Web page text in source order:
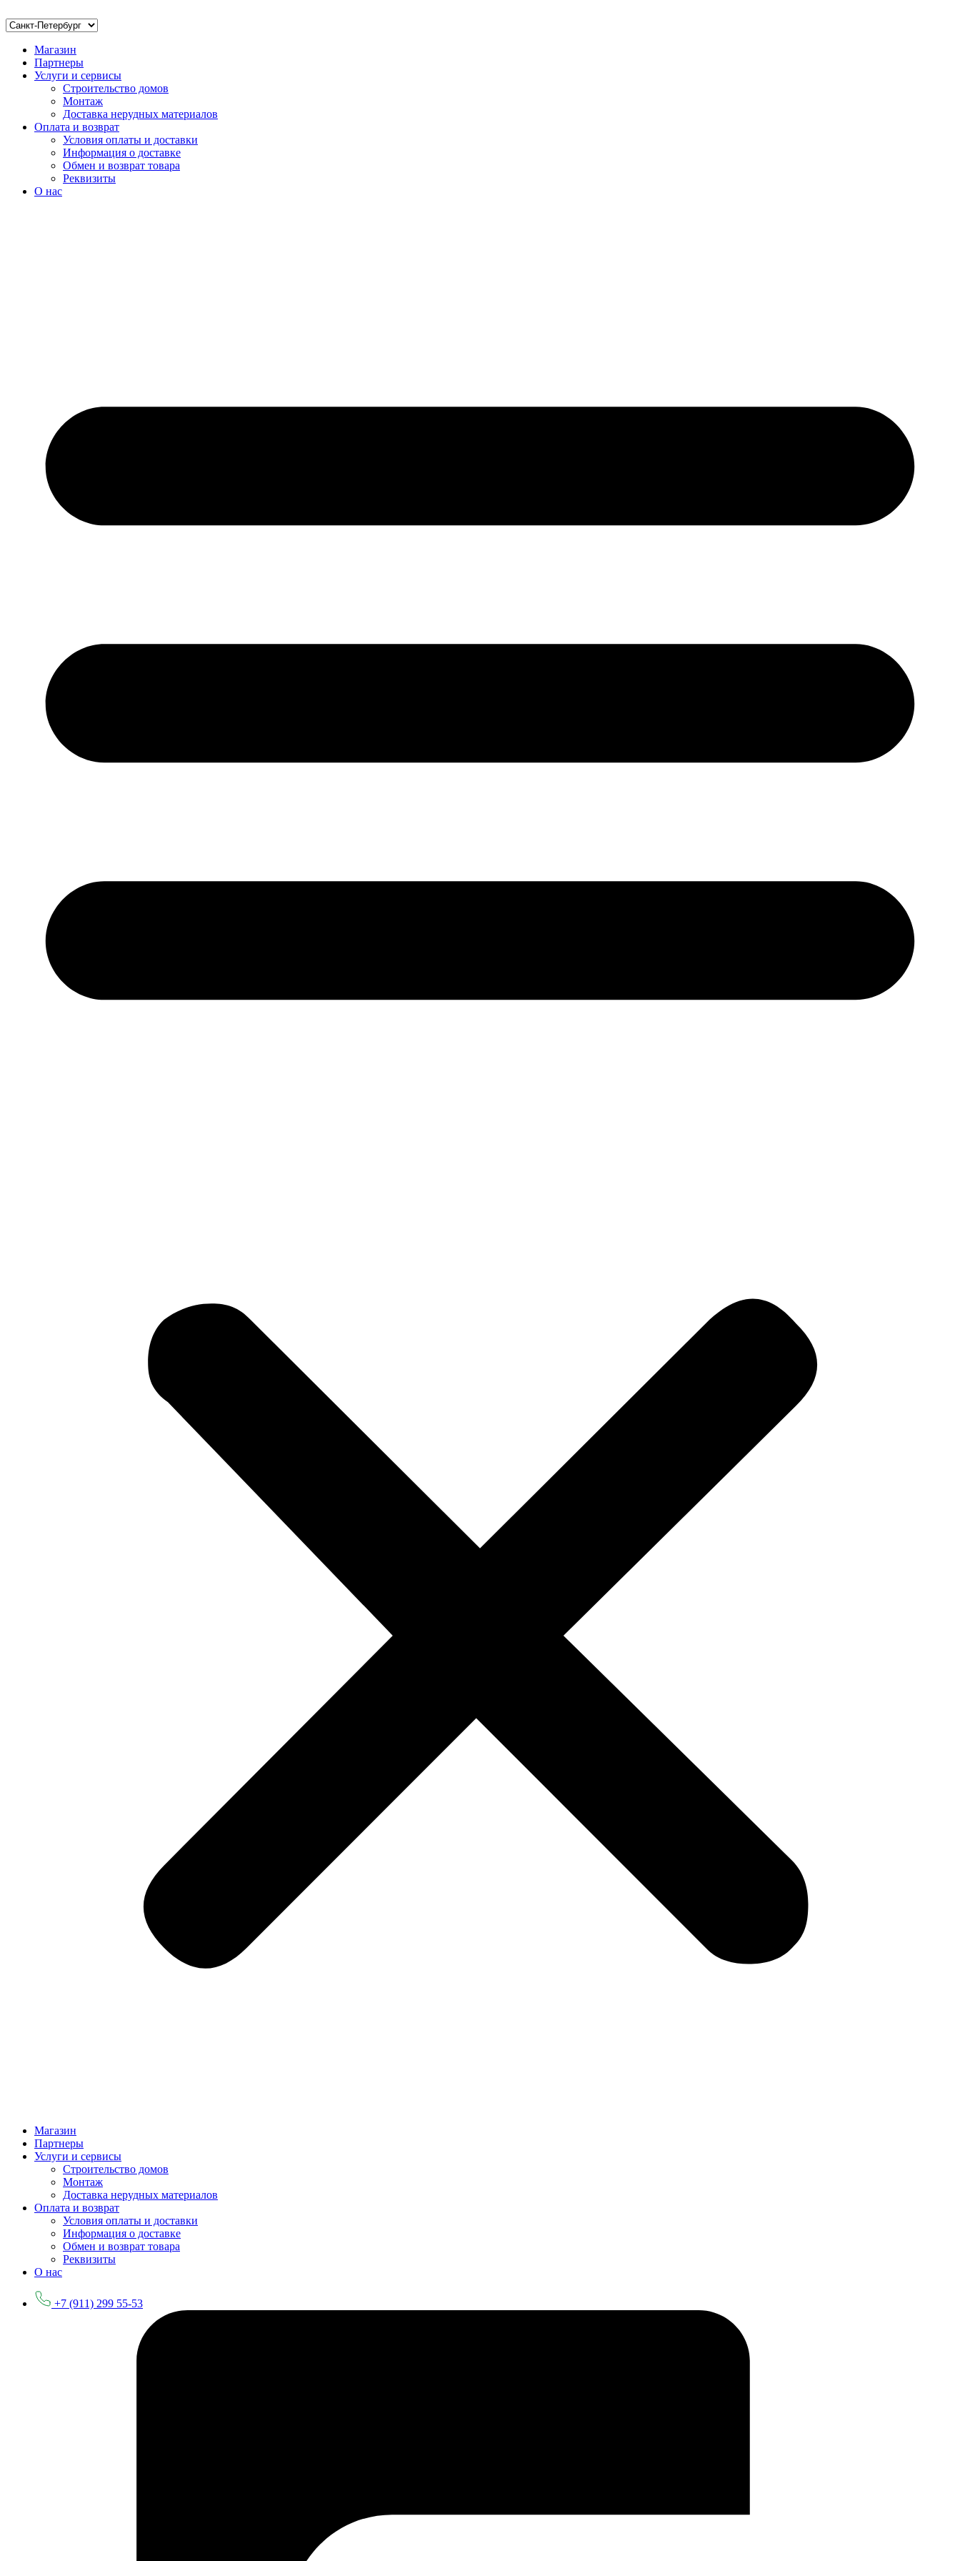
Магазин
Партнеры
Услуги и сервисы
Строительство домов
Монтаж
Доставка нерудных материалов
Оплата и возврат
Условия оплаты и доставки
Информация о доставке
Обмен и возврат товара
Реквизиты
О нас
Магазин
Партнеры
Услуги и сервисы
Строительство домов
Монтаж
Доставка нерудных материалов
Оплата и возврат
Условия оплаты и доставки
Информация о доставке
Обмен и возврат товара
Реквизиты
О нас
+7 (911) 299 55-53